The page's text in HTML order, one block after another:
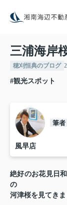
三浦海岸
穂刈恒典のブログ
#観光スポット
筆者
風早店
絶好のお花見日
の
河津桜を見てきま